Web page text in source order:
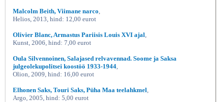
Malcolm Beith, Viimane narco
Helios, 2013, hind: 12,00 eurot
Olivier Blanc, Armastus Pariisis Louis XVI ajal
Kunst, 2006, hind: 7,00 eurot
Oula Silvennoinen, Salajased relvavennad. Soome ja Saksa
julgeolekupolitsei koostöö 1933-1944
Olion, 2009, hind: 16,00 eurot
Elhonen Saks, Touri Saks, Püha Maa teelahkmel
Argo, 2005, hind: 5,00 eurot